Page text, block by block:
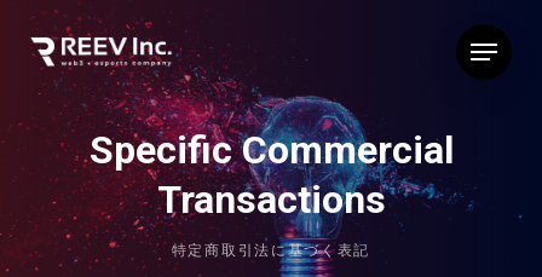
Skip
content
Menu
Specific Commercial
Transactions
特定商取引法に基づく表記